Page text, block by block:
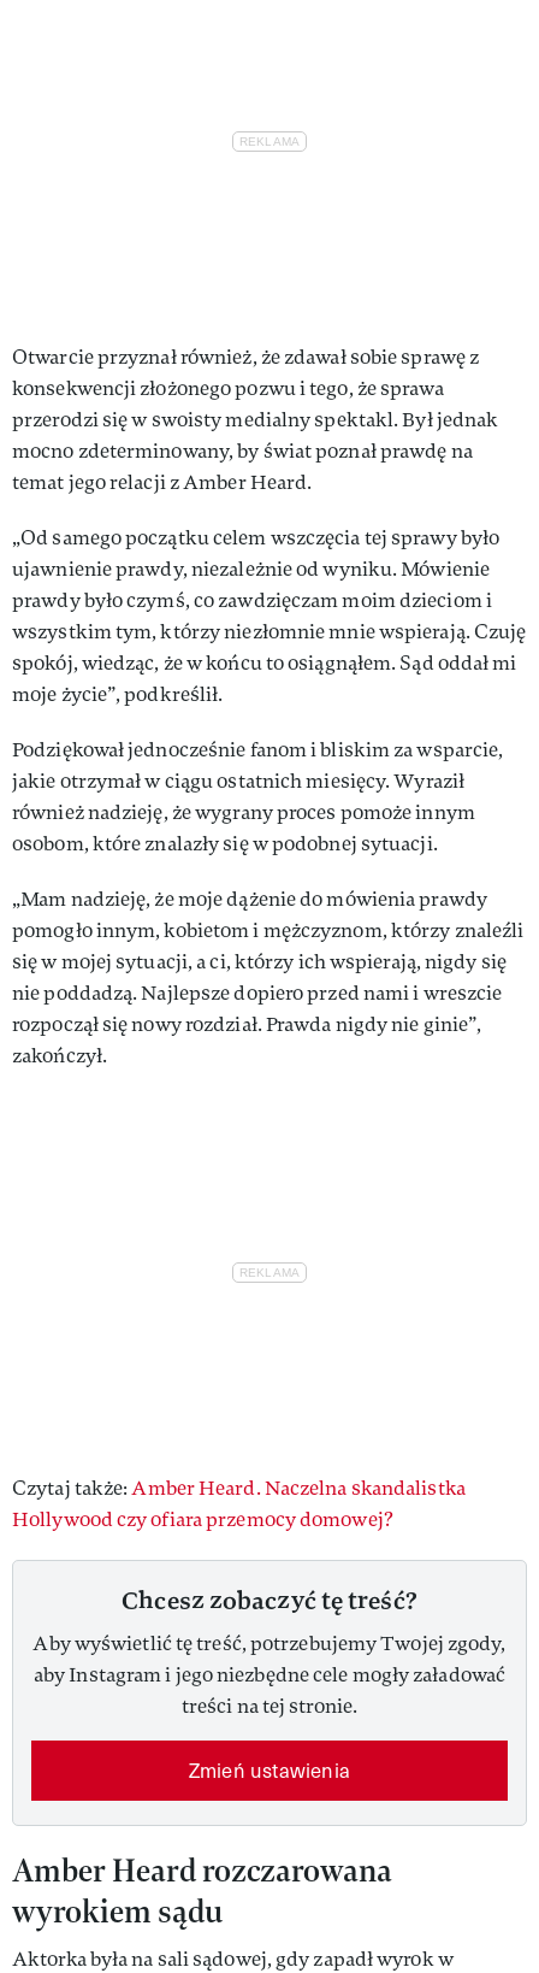
Otwarcie przyznał również, że zdawał sobie sprawę z
konsekwencji złożonego pozwu i tego, że sprawa
przerodzi się w swoisty medialny spektakl. Był jednak
mocno zdeterminowany, by świat poznał prawdę na
temat jego relacji z Amber Heard.
„Od samego początku celem wszczęcia tej sprawy było
ujawnienie prawdy, niezależnie od wyniku. Mówienie
prawdy było czymś, co zawdzięczam moim dzieciom i
wszystkim tym, którzy niezłomnie mnie wspierają. Czuję
spokój, wiedząc, że w końcu to osiągnąłem. Sąd oddał mi
moje życie”, podkreślił.
Podziękował jednocześnie fanom i bliskim za wsparcie,
jakie otrzymał w ciągu ostatnich miesięcy. Wyraził
również nadzieję, że wygrany proces pomoże innym
osobom, które znalazły się w podobnej sytuacji.
„Mam nadzieję, że moje dążenie do mówienia prawdy
pomogło innym, kobietom i mężczyznom, którzy znaleźli
się w mojej sytuacji, a ci, którzy ich wspierają, nigdy się
nie poddadzą. Najlepsze dopiero przed nami i wreszcie
rozpoczął się nowy rozdział. Prawda nigdy nie ginie”,
zakończył.
Czytaj także:Amber Heard. Naczelna skandalistka
Hollywood czy ofiara przemocy domowej?
Chcesz zobaczyć tę treść?
Aby wyświetlić tę treść, potrzebujemy Twojej zgody,
aby Instagram i jego niezbędne cele mogły załadować
treści na tej stronie.
Zmień ustawienia
Amber Heard rozczarowana
wyrokiem sądu
Aktorka była na sali sądowej, gdy zapadł wyrok w